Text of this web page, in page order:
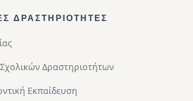
ΔΡΑΣΤΗΡΙΌΤΗΤΕΣ
Σχολικών Δραστηριοτήτων
Eκπαίδευση